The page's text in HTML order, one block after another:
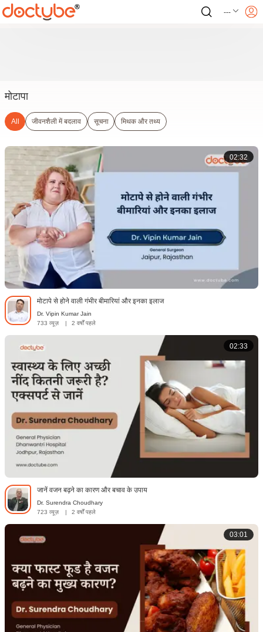
---
मोटापा
All जीवनशैली में बदलाव सूचना मिथक और तथ्य
02:32
मोटापे से होने वाली गंभीर बीमारियां और इनका इलाज
Dr. Vipin Kumar Jain
733 व्यूज़
| 2 वर्षों पहले
02:33
जानें वजन बढ़ने का कारण और बचाव के उपाय
Dr. Surendra Choudhary
723 व्यूज़
| 2 वर्षों पहले
03:01